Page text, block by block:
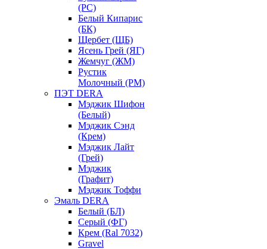
(РС)
Белый Кипарис
(БК)
Щербет (ЩБ)
Ясень Грей (ЯГ)
Жемчуг (ЖМ)
Рустик
Молочный (РМ)
ПЭТ DERA
Мэджик Шифон
(Белый)
Мэджик Сэнд
(Крем)
Мэджик Лайт
(Грей)
Мэджик
(Графит)
Мэджик Тоффи
Эмаль DERA
Белый (БЛ)
Серый (ФГ)
Крем (Ral 7032)
Gravel